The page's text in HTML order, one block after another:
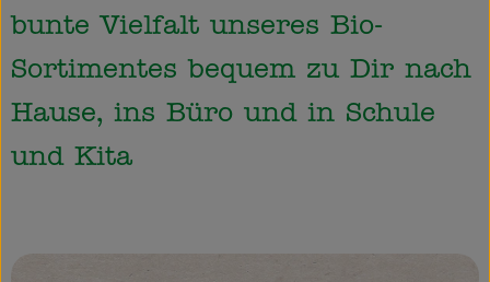
Blog
bunte Vielfalt unseres Bio-
Sortimentes bequem zu Dir nach
Hause, ins Büro und in Schule
und Kita